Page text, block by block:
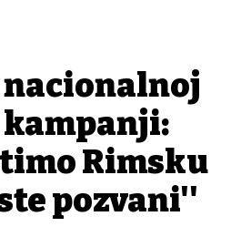
Rimsku
pozvani''